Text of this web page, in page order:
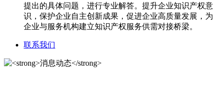
提出的具体问题，进行专业解答。提升企业知识产权意
识，保护企业自主创新成果，促进企业高质量发展，为
企业与服务机构建立知识产权服务供需对接桥梁。
联系我们